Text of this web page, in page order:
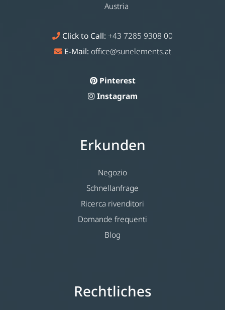
Austria
Click to Call: +43 7285 9308 00
E-Mail: office@sunelements.at
Pinterest
Instagram
Erkunden
Negozio
Schnellanfrage
Ricerca rivenditori
Domande frequenti
Blog
Rechtliches